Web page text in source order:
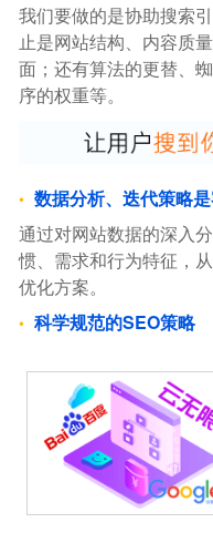
我们要做的是协助搜索
止是网站结构、内容质
面；还有算法的更替、
序的权重等。
数据分析、迭代策略
通过对网站数据的深入
惯、需求和行为特征，
优化方案。
科学规范的SEO策略